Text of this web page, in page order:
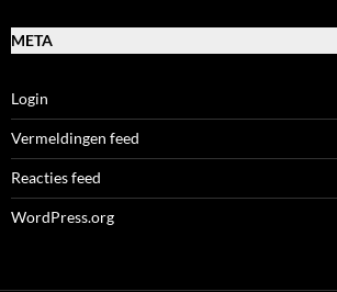
META
Login
Vermeldingen feed
Reacties feed
WordPress.org